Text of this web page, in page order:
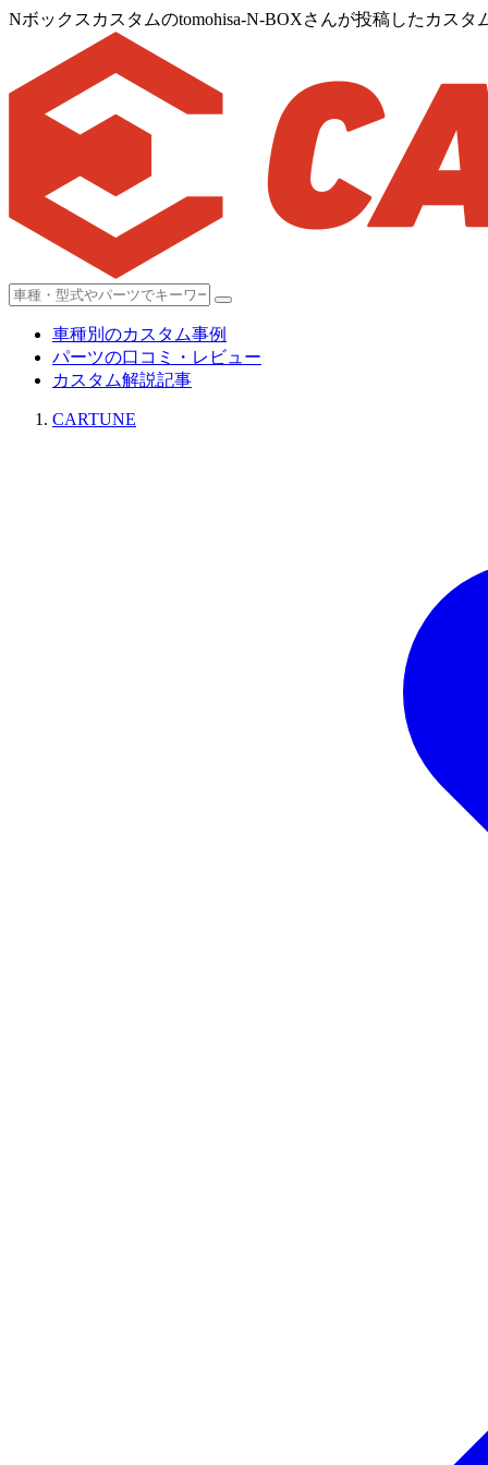
Nボックスカスタムのtomohisa-N-BOXさんが投稿したカスタ
車種別のカスタム事例
パーツの口コミ・レビュー
カスタム解説記事
CARTUNE